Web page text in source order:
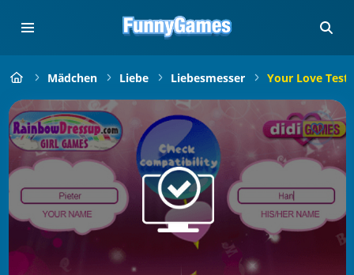
Mädchen Liebe Liebesmesser Your Love Test